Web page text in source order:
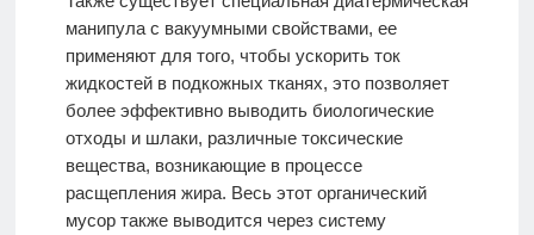
манипула с вакуумными свойствами, ее
применяют для того, чтобы ускорить ток
жидкостей в подкожных тканях, это позволяет
более эффективно выводить биологические
отходы и шлаки, различные токсические
вещества, возникающие в процессе
расщепления жира. Весь этот органический
мусор также выводится через систему